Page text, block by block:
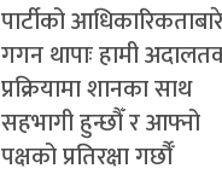
पार्टीको
गगन थापाः हामी
प्रक्रियामा शानका साथ
सहभागी हुन्छौँ र आफ्नो
पक्षको प्रतिरक्षा गर्छौँ